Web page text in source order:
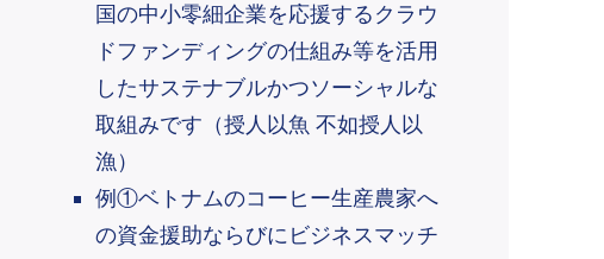
国の中小零細企業を応援するクラウ
ドファンディングの仕組み等を活用
したサステナブルかつソーシャルな
取組みです（授人以魚 不如授人以
漁）
例 ①ベトナムのコーヒー生産農家へ
の資金援助ならびにビジネスマッチ